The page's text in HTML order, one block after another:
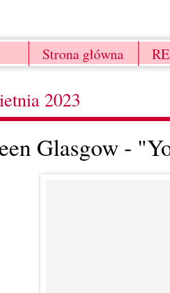
Strona główna
2023
Glasgow -